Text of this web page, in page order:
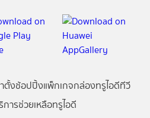
ตั้งช้อปปิ้งแพ็กเกจกล่องทรูไอดีทีวี
การช่วยเหลือทรูไอดี